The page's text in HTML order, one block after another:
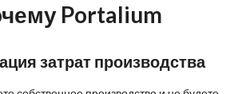
Portalium
затрат производства